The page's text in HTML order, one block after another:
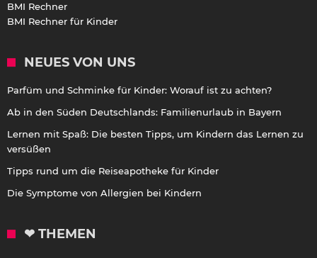
BMI Rechner
BMI Rechner für Kinder
NEUES VON UNS
Parfüm und Schminke für Kinder: Worauf ist zu achten?
Ab in den Süden Deutschlands: Familienurlaub in Bayern
Lernen mit Spaß: Die besten Tipps, um Kindern das Lernen zu
versüßen
Tipps rund um die Reiseapotheke für Kinder
Die Symptome von Allergien bei Kindern
❤ THEMEN